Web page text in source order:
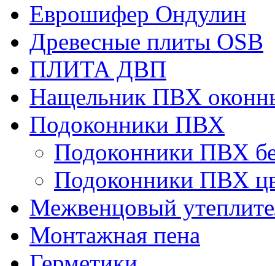
Еврошифер Ондулин
Древесные плиты OSB
ПЛИТА ДВП
Нащельник ПВХ
Подоконники ПВХ
Подоконники ПВХ
Подоконники ПВХ
Межвенцовый
Монтажная пена